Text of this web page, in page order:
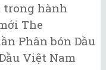
trong hành
The
Phân bón Dầu
Việt Nam